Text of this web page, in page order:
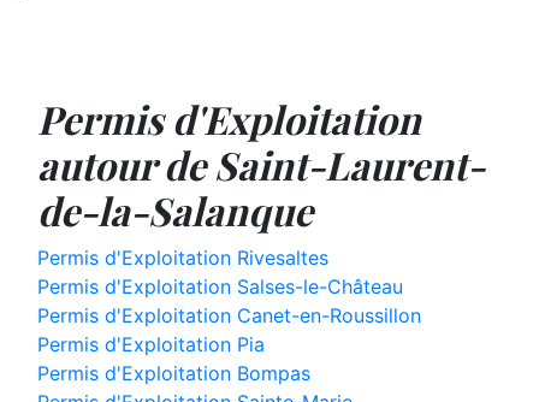
Permis d'Exploitation
autour de Saint-Laurent-
de-la-Salanque
Permis d'Exploitation Rivesaltes
Permis d'Exploitation Salses-le-Château
Permis d'Exploitation Canet-en-Roussillon
Permis d'Exploitation Pia
Permis d'Exploitation Bompas